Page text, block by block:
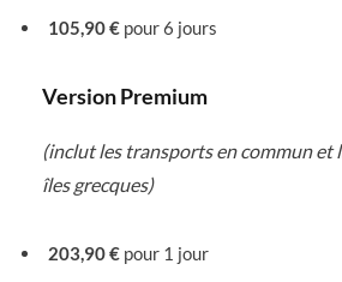
105,90 € pour 6 jours
Version Premium
(inclut les transports en commun et
îles grecques)
203,90 € pour 1 jour